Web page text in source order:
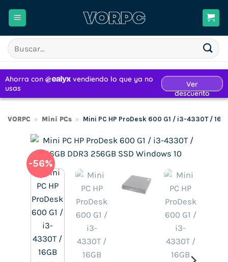
Buscar
por:
VORPC » Mini PCs » Mini PC HP ProDesk 600 G1 / i3-4330T /
-56%